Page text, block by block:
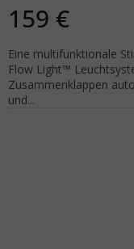
159 €
Eine multifunktionale
Flow Light™
Zusammenklappen
und...